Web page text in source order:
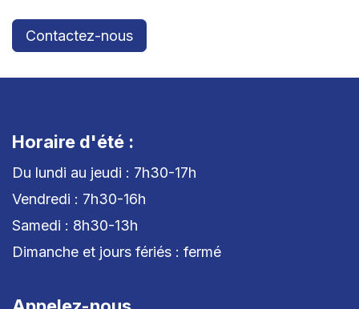
Contactez-nous
Horaire d'été :
Du lundi au jeudi : 7h30-17h
Vendredi : 7h30-16h
Samedi : 8h30-13h
Dimanche et jours fériés : fermé